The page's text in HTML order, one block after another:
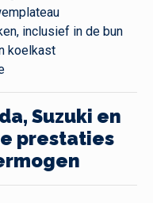
inclusief in de bun
koelkast
Suzuki en
prestaties